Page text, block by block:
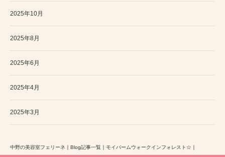
2025年10月
2025年8月
2025年6月
2025年4月
2025年3月
中野の美容室フェリーネ ｜ Blog記事一覧 ｜ モイバームウォークインフォレスト☆ ｜